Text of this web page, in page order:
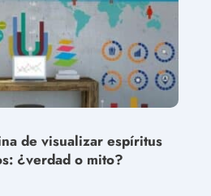
de visualizar espíritus
¿verdad o mito?